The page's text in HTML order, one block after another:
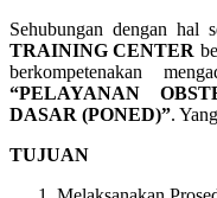
Sehubungan dengan hal
TRAINING CENTER
berkompetenakan
“PELAYANAN
DASAR (PONED)”.
TUJUAN